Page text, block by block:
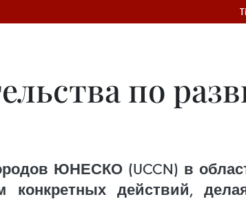
по
ЮНЕСКО (UCCN) в
конкретных действий,